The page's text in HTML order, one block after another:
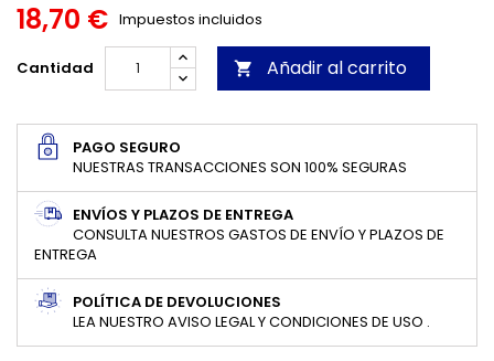
18,70 € Impuestos incluidos
Cantidad  Añadir al carrito
PAGO SEGURO
NUESTRAS TRANSACCIONES SON 100% SEGURAS
ENVÍOS Y PLAZOS DE ENTREGA
CONSULTA NUESTROS GASTOS DE ENVÍO Y PLAZOS DE
ENTREGA
POLÍTICA DE DEVOLUCIONES
LEA NUESTRO AVISO LEGAL Y CONDICIONES DE USO .